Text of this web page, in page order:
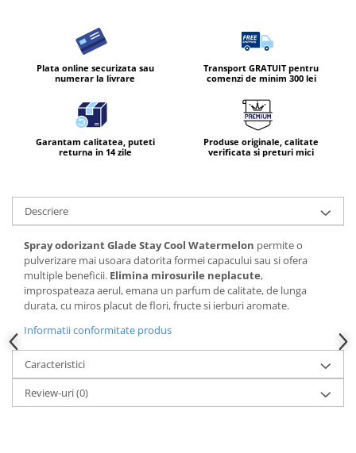
Igiena orala
Ingrijire intima
Lotiune de corp
Produse pentru ras
Sapunuri
Balsam de par
Masca & Gel de par
Sampon
Vopsea de par
Servetele Umede & Uscate
Ingrijire copii
Cosmetice copii
Odorizante
Aer Conditionat
Plata online securizata sau
numerar la livrare
Transport GRATUIT pentru
comenzi de minim 300 lei
Garantam calitatea, puteti
returna in 14 zile
Produse originale, calitate
verificata si preturi mici
Descriere
Spray odorizant Glade Stay Cool Watermelon permite o
pulverizare mai usoara datorita formei capacului sau si ofera
multiple beneficii. Elimina mirosurile neplacute,
improspateaza aerul, emana un parfum de calitate, de lunga
durata, cu miros placut de flori, fructe si ierburi aromate.
Informatii conformitate produs
Caracteristici
Review-uri(0)